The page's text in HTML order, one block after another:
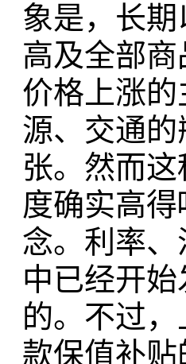
象是，长
高及全部
价格上涨
源、交通
张。然而
度确实高
念。利率
中已经开
的。不过
款保值补